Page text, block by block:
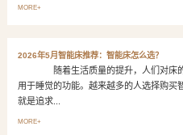
MORE+
2026年5月智能床推荐：智能床怎么选？
随着生活质量的提升，人们对床的
用于睡觉的功能。越来越多的人选择购买
就是追求...
MORE+